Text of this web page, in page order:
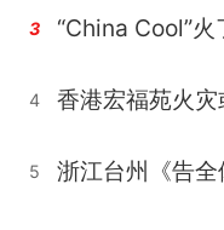
3
4 香港宏福苑火
5 浙江台州《告全